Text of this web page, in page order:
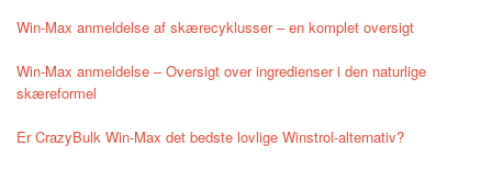
Win-Max anmeldelse af skærecyklusser – en komplet oversigt
Win-Max anmeldelse – Oversigt over ingredienser i den naturlige
skæreformel
Er CrazyBulk Win-Max det bedste lovlige Winstrol-alternativ?